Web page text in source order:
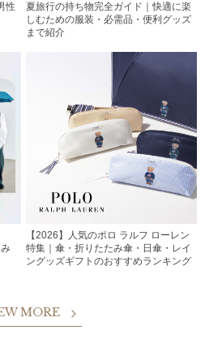
性
夏旅行の持ち物完全ガイド｜快適に楽
しむための服装・必需品・便利グッズ
まで紹介
【2026】人気のポロ ラルフ ローレン
特集｜傘・折りたたみ傘・日傘・レイ
ングッズギフトのおすすめランキング
MORE